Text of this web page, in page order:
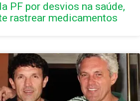
PF por desvios na saúde,
rastrear medicamentos